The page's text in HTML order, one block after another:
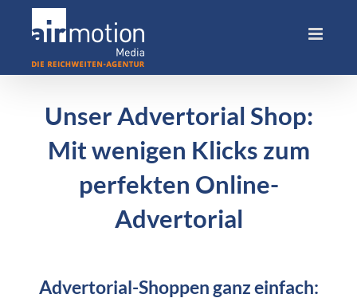
Unser Advertorial Shop:
Mit wenigen Klicks zum
perfekten Online-
Advertorial
Advertorial-Shoppen ganz einfach: